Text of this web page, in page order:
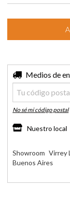
Entregas para el
Medios de
No sé mi código postal
Nuestro local
Showroom Virrey
Buenos Aires